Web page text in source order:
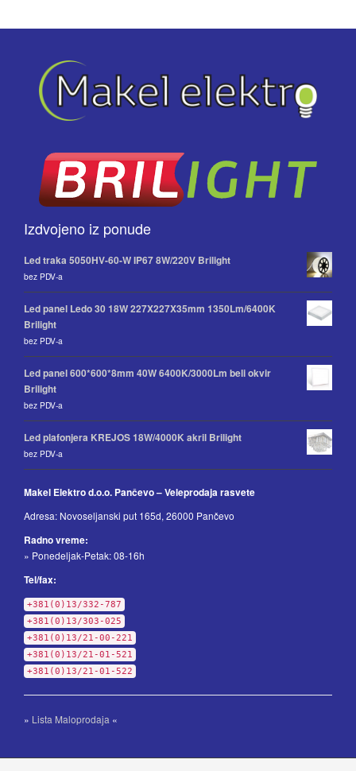
Izdvojeno iz ponude
Led traka 5050HV-60-W IP67 8W/220V Brilight
bez PDV-a
Led panel Ledo 30 18W 227X227X35mm 1350Lm/6400K
Brilight
bez PDV-a
Led panel 600*600*8mm 40W 6400K/3000Lm beli okvir
Brilight
bez PDV-a
Led plafonjera KREJOS 18W/4000K akril Brilight
bez PDV-a
Makel Elektro d.o.o. Pančevo – Veleprodaja rasvete
Adresa: Novoseljanski put 165d, 26000 Pančevo
Radno vreme:
» Ponedeljak-Petak: 08-16h
Tel/fax:
+381(0)13/332-787
+381(0)13/303-025
+381(0)13/21-00-221
+381(0)13/21-01-521
+381(0)13/21-01-522
» Lista Maloprodaja «